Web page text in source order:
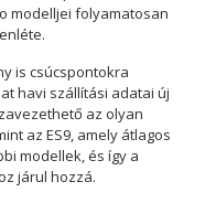
modelljei folyamatosan
is csúcspontokra
havi szállítási adatai új
az olyan
az ES9, amely átlagos
modellek, és így a
járul hozzá.